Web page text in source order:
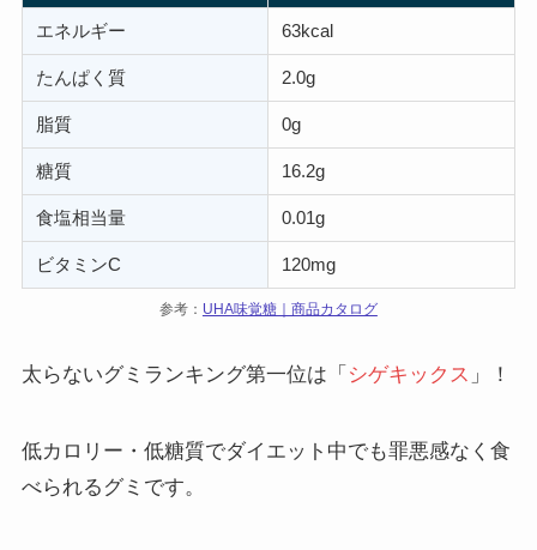
エネルギー 63kcal
たんぱく質 2.0g
脂質 0g
糖質 16.2g
食塩相当量 0.01g
ビタミンC 120mg
参考： UHA味覚糖｜商品カタログ
太らないグミランキング第一位は「 シゲキックス 」！
低カロリー・低糖質でダイエット中でも罪悪感なく食
べられるグミです。